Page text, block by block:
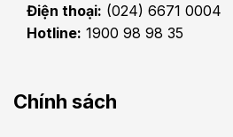
Điện thoại: (024) 6671 0004
Hotline: 1900 98 98 35
Chính sách